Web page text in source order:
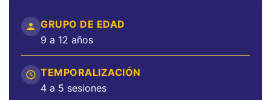
GRUPO DE EDAD
9 a 12 años
TEMPORALIZACIÓN
4 a 5 sesiones